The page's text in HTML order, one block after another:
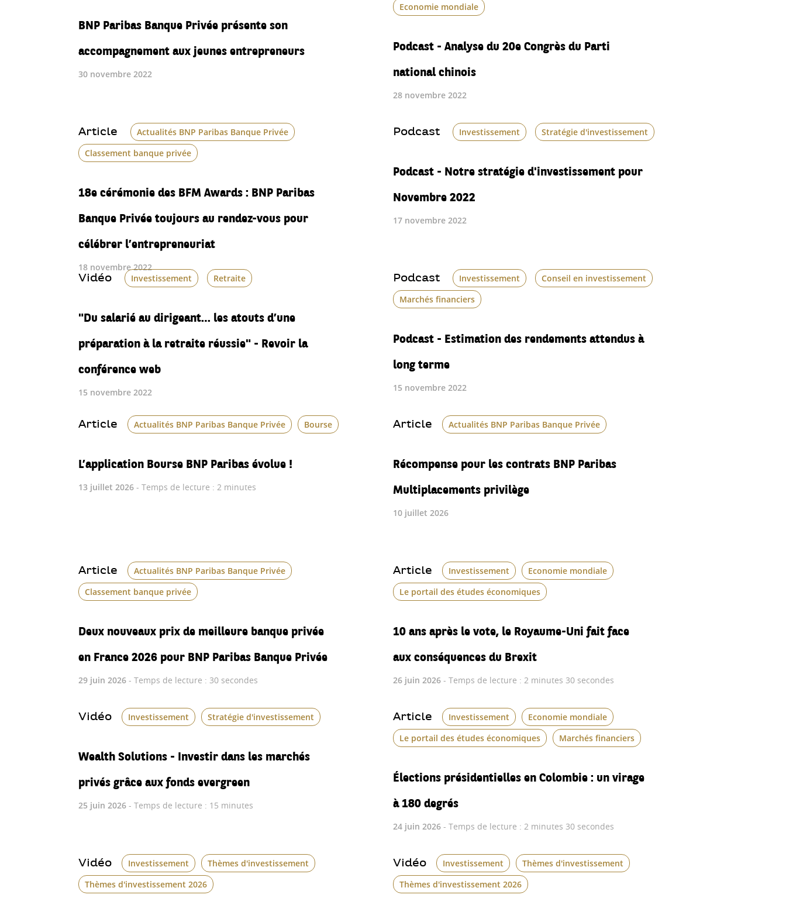
BNP Paribas Banque Privée présente son
accompagnement aux jeunes entrepreneurs
30 novembre 2022
Economie mondiale
Podcast - Analyse du 20e Congrès du Parti
national chinois
28 novembre 2022
Article
Actualités BNP Paribas Banque Privée
Classement banque privée
18e cérémonie des BFM Awards : BNP Paribas
Banque Privée toujours au rendez-vous pour
célébrer l’entrepreneuriat
18 novembre 2022
Podcast Investissement Stratégie d'investissement
Podcast - Notre stratégie d'investissement pour
Novembre 2022
17 novembre 2022
Vidéo Investissement Retraite
"Du salarié au dirigeant… les atouts d’une
préparation à la retraite réussie" - Revoir la
conférence web
15 novembre 2022
Podcast Investissement
Conseil en investissement
Marchés financiers
Podcast - Estimation des rendements attendus à
long terme
15 novembre 2022
Article Actualités BNP Paribas Banque Privée Bourse
L’application Bourse BNP Paribas évolue !
13 juillet 2026 - Temps de lecture : 2 minutes
Article Actualités BNP Paribas Banque Privée
Récompense pour les contrats BNP Paribas
Multiplacements privilège
10 juillet 2026
Article
Actualités BNP Paribas Banque Privée
Classement banque privée
Deux nouveaux prix de meilleure banque privée
en France 2026 pour BNP Paribas Banque Privée
29 juin 2026 - Temps de lecture : 30 secondes
Article Investissement
Economie mondiale
Le portail des études économiques
10 ans après le vote, le Royaume-Uni fait face
aux conséquences du Brexit
26 juin 2026 - Temps de lecture : 2 minutes 30 secondes
Vidéo Investissement Stratégie d'investissement
Wealth Solutions - Investir dans les marchés
privés grâce aux fonds evergreen
25 juin 2026 - Temps de lecture : 15 minutes
Article Investissement
Economie mondiale
Le portail des études économiques
Marchés financiers
Élections présidentielles en Colombie : un virage
à 180 degrés
24 juin 2026 - Temps de lecture : 2 minutes 30 secondes
Vidéo Investissement
Thèmes d'investissement
Thèmes d'investissement 2026
Vidéo Investissement
Thèmes d'investissement
Thèmes d'investissement 2026